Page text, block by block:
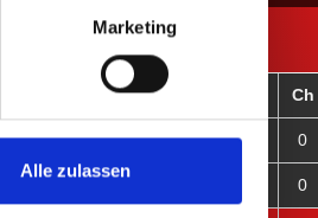
Marketing
Alle zulassen
CD Ch
305 303 +2 4 4 0
0